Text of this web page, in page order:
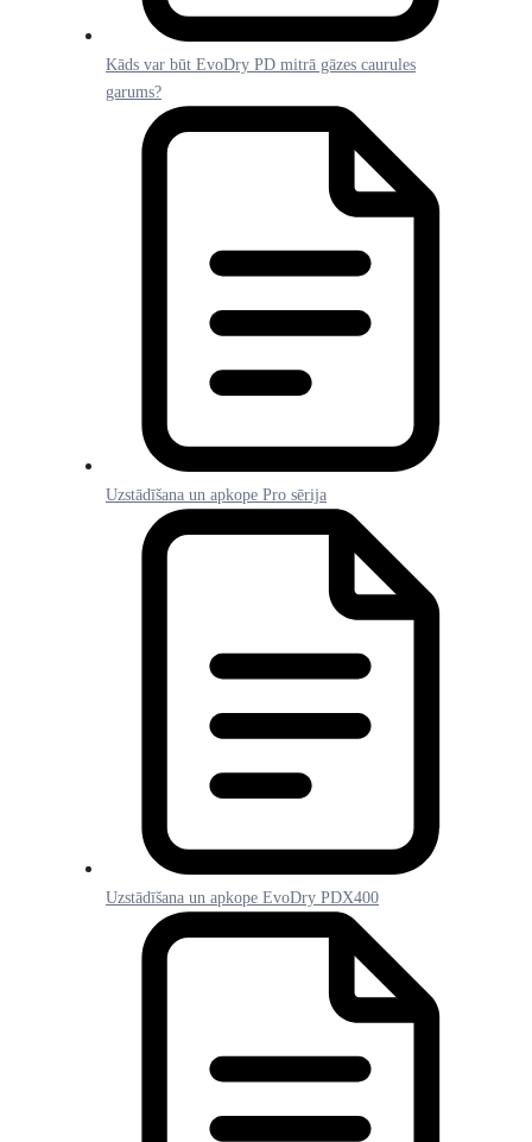
Kāds var būt EvoDry PD mitrā gāzes caurules
garums?
Uzstādīšana un apkope Pro sērija
Uzstādīšana un apkope EvoDry PDX400